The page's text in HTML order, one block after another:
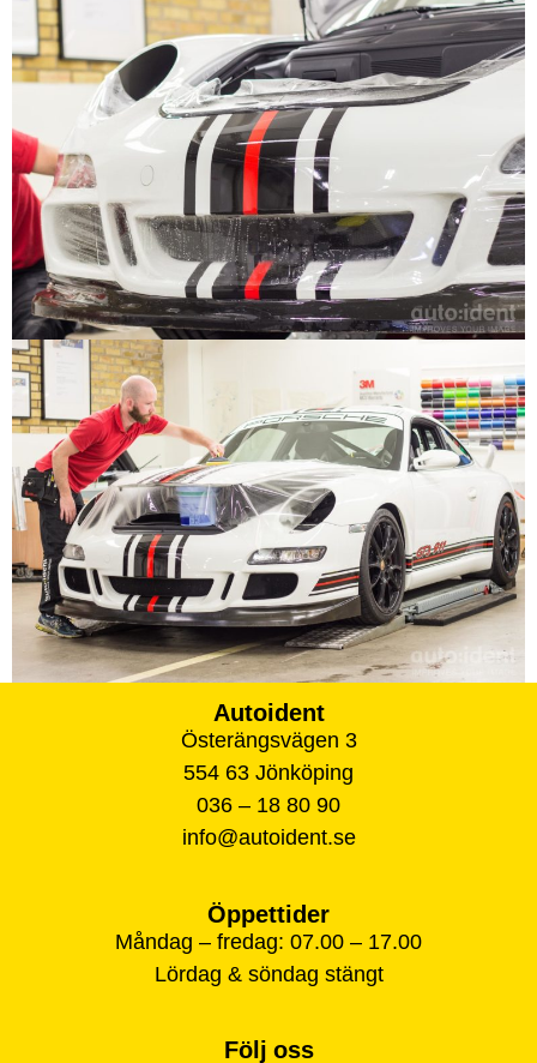
Autoident
Österängsvägen 3
554 63 Jönköping
036 – 18 80 90
info@autoident.se
Öppettider
Måndag – fredag: 07.00 – 17.00
Lördag & söndag stängt
Följ oss